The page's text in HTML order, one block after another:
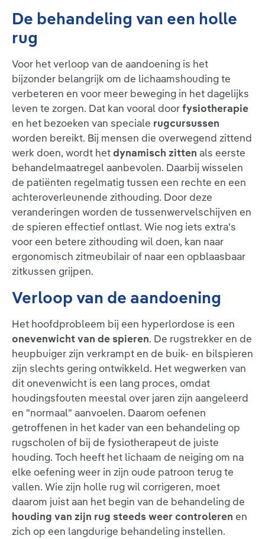
De behandeling van een holle
rug
Voor het verloop van de aandoening is het
bijzonder belangrijk om de lichaamshouding te
verbeteren en voor meer beweging in het dagelijks
leven te zorgen. Dat kan vooral doorfysiotherapie
en het bezoeken van speciale rugcursussen
worden bereikt. Bij mensen die overwegend zittend
werk doen, wordt hetdynamisch zitten als eerste
behandelmaatregel aanbevolen. Daarbij wisselen
de patiënten regelmatig tussen een rechte en een
achteroverleunende zithouding. Door deze
veranderingen worden de tussenwervelschijven en
de spieren effectief ontlast. Wie nog iets extra's
voor een betere zithouding wil doen, kan naar
ergonomisch zitmeubilair of naar een opblaasbaar
zitkussen grijpen.
Verloop van de aandoening
Het hoofdprobleem bij een hyperlordose is een
onevenwicht van de spieren. De rugstrekker en de
heupbuiger zijn verkrampt en de buik- en bilspieren
zijn slechts gering ontwikkeld. Het wegwerken van
dit onevenwicht is een lang proces, omdat
houdingsfouten meestal over jaren zijn aangeleerd
en "normaal" aanvoelen. Daarom oefenen
getroffenen in het kader van een behandeling op
rugscholen of bij de fysiotherapeut de juiste
houding. Toch heeft het lichaam de neiging om na
elke oefening weer in zijn oude patroon terug te
vallen. Wie zijn holle rug wil corrigeren, moet
daarom juist aan het begin van de behandeling de
houding van zijn rug steeds weer controleren en
zich op een langdurige behandeling instellen.